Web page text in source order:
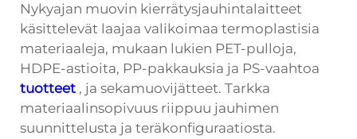
Nykyajan muovin kierrätysjauhintalaitteet
käsittelevät laajaa valikoimaa termoplastisia
materiaaleja, mukaan lukien PET-pulloja,
HDPE-astioita, PP-pakkauksia ja PS-vaahtoa
tuotteet , ja sekamuovijätteet. Tarkka
materiaalinsopivuus riippuu jauhimen
suunnittelusta ja teräkonfiguraatiosta.